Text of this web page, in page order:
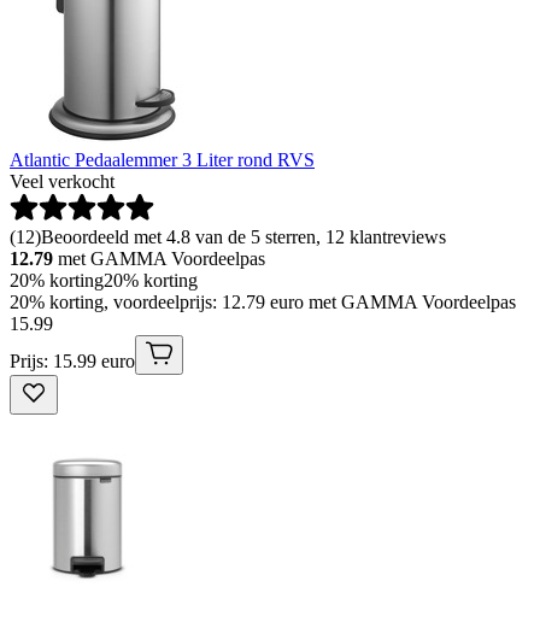
Atlantic Pedaalemmer 3 Liter rond RVS
Veel verkocht
(12)Beoordeeld met 4.8 van de 5 sterren, 12 klantreviews
12.79 met GAMMA Voordeelpas
20% korting20% korting
20% korting, voordeelprijs: 12.79 euro met GAMMA Voordeelpas
15.99
Prijs: 15.99 euro